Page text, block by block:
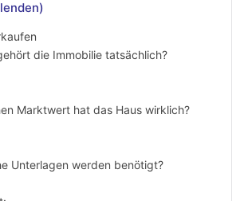
die Immobilie tatsächlich?
Marktwert hat das Haus wirklich?
Unterlagen werden benötigt?